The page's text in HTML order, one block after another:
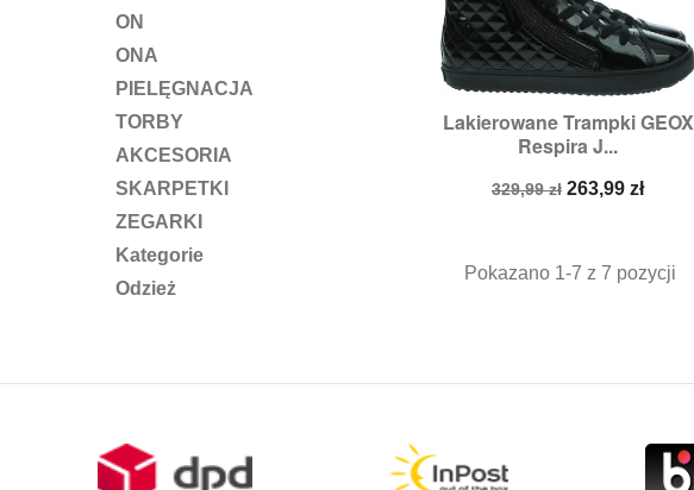
ON
ONA
PIELĘGNACJA
TORBY
AKCESORIA
SKARPETKI
ZEGARKI
Kategorie
Odzież
Lakierowane Trampki GEOX
Respira J...
Cena
329,99 zł Cena
263,99 zł
Szybki podgląd
Rozmiary:32,
Pokazano 1-7 z 7 pozycji